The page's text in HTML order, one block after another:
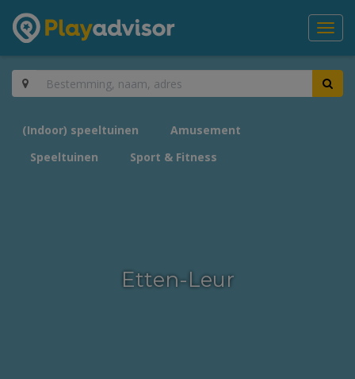
(Indoor) speeltuinen
Amusement
Speeltuinen
Sport & Fitness
Etten-Leur